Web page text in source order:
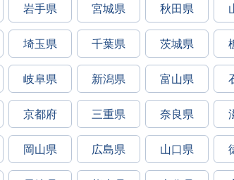
岩手県 宮城県 秋田県
埼玉県 千葉県 茨城県
岐阜県 新潟県 富山県
京都府 三重県 奈良県
岡山県 広島県 山口県